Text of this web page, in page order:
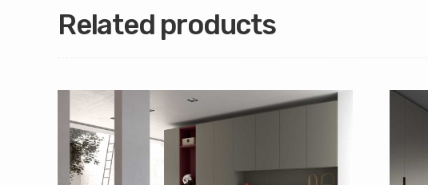
Related products